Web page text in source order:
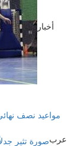
أخبار
مواعيد نصف
عرب